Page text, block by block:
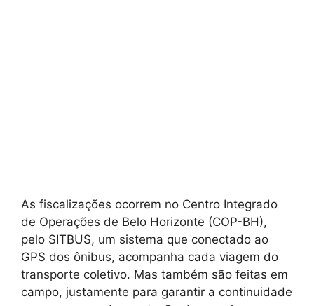
As fiscalizações ocorrem no Centro Integrado
de Operações de Belo Horizonte (COP-BH),
pelo SITBUS, um sistema que conectado ao
GPS dos ônibus, acompanha cada viagem do
transporte coletivo. Mas também são feitas em
campo, justamente para garantir a continuidade